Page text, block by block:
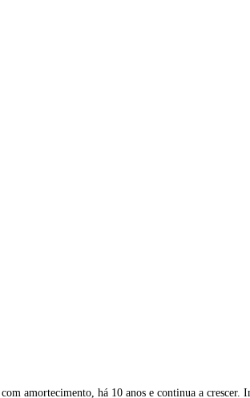
amortecimento, há 10 anos e continua a crescer.